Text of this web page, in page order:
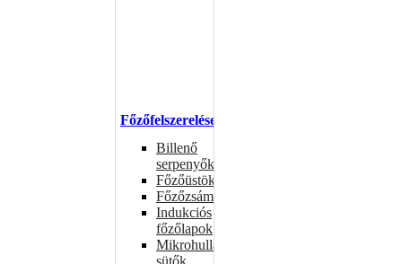
Főzőfelszerelések
Billenő
serpenyők
Főzőüstök
Főzőzsámolyok
Indukciós
főzőlapok
Mikrohullámú
sütők